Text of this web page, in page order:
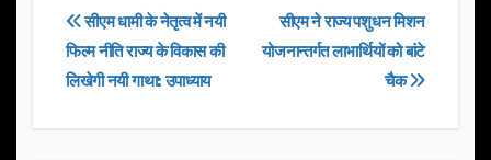
e
b
o
o
o
d
o
n
Post
navigation
सीएम ने राज्य पशुधन मिशन
योजनान्तर्गत लाभार्थियों को बांटे
चैक
सीएम धामी के नेतृत्व में नयी
फिल्म नीति राज्य के विकास की
लिखेगी नयी गाथा: उपाध्याय